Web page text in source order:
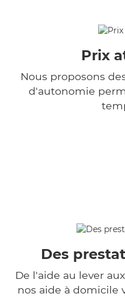
Prix
Nous proposons
d'autonomie
Des
De l'aide au lever
nos aide à domicile